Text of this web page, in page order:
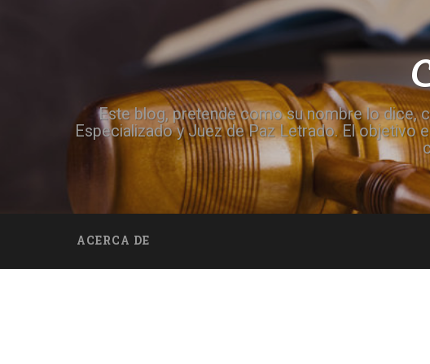
Este blog, pretende como su nombre lo dice,
Especializado y Juez de Paz Letrado. El objetivo
ACERCA DE